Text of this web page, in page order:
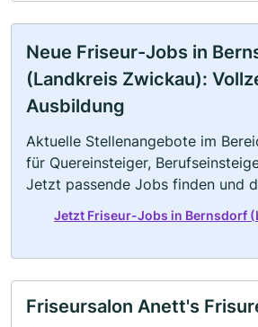
Neue Friseur-Jobs in
(Landkreis Zwickau):
Ausbildung
Aktuelle Stellenangebote im
für Quereinsteiger,
Jetzt passende Jobs finden und
Jetzt Friseur-Jobs in Bernsdorf
Friseursalon Anett's